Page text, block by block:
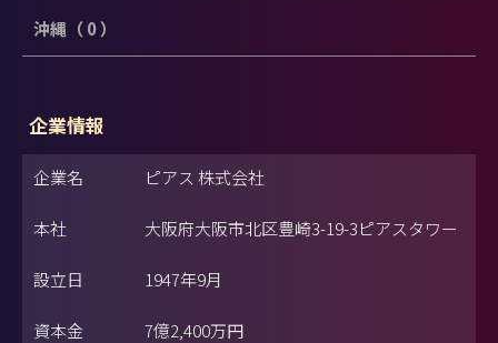
沖縄（ 0 ）
企業情報
企業名 ピアス 株式会社
本社 大阪府大阪市北区豊崎3-19-3ピアスタワー
設立日 1947年9月
資本金 7億2,400万円